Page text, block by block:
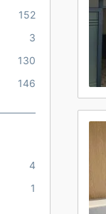
152
3
130
146
4
1